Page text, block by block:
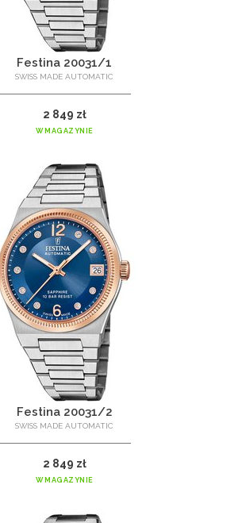
Festina 20031/1
SWISS MADE AUTOMATIC
2 849 zł
W MAGAZYNIE
Festina 20031/2
SWISS MADE AUTOMATIC
2 849 zł
W MAGAZYNIE